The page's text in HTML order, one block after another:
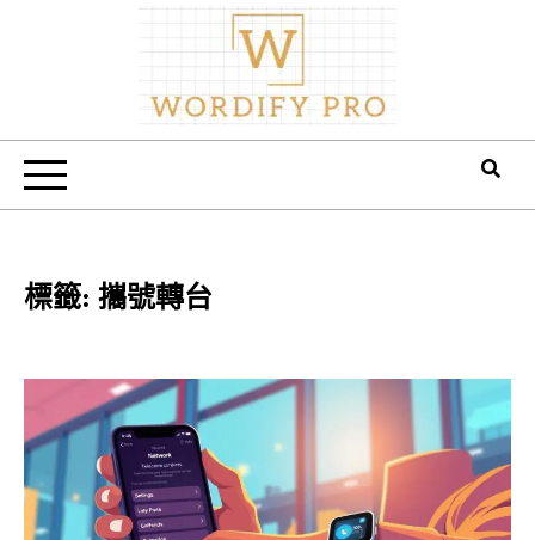
Wordify Pro
標籤: 攜號轉台